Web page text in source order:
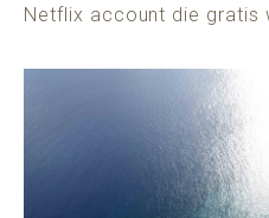
Netflix account die gratis